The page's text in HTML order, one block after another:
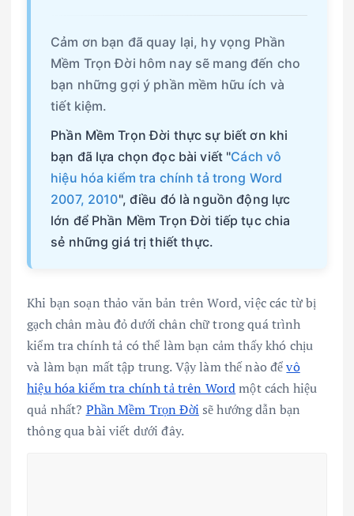
Cảm ơn bạn đã quay lại, hy vọng Phần
Mềm Trọn Đời hôm nay sẽ mang đến cho
bạn những gợi ý phần mềm hữu ích và
tiết kiệm.
Phần Mềm Trọn Đời thực sự biết ơn khi
bạn đã lựa chọn đọc bài viết "Cách vô
hiệu hóa kiểm tra chính tả trong Word
2007, 2010", điều đó là nguồn động lực
lớn để Phần Mềm Trọn Đời tiếp tục chia
sẻ những giá trị thiết thực.
Khi bạn soạn thảo văn bản trên Word, việc các từ bị
gạch chân màu đỏ dưới chân chữ trong quá trình
kiểm tra chính tả có thể làm bạn cảm thấy khó chịu
và làm bạn mất tập trung. Vậy làm thế nào đểvô
hiệu hóa kiểm tra chính tả trên Wordmột cách hiệu
quả nhất? Phần Mềm Trọn Đời sẽ hướng dẫn bạn
thông qua bài viết dưới đây.